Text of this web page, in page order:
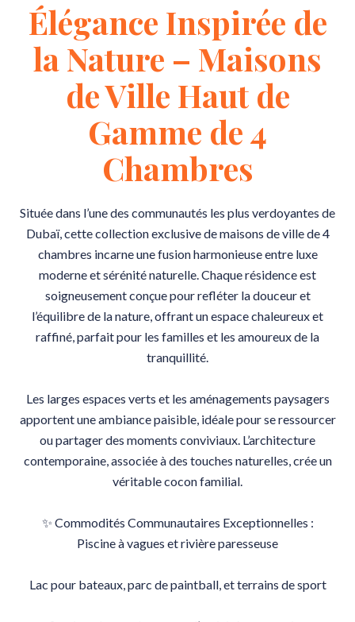
Élégance Inspirée de
la Nature – Maisons
de Ville Haut de
Gamme de 4
Chambres
Située dans l’une des communautés les plus verdoyantes de
Dubaï, cette collection exclusive de maisons de ville de 4
chambres incarne une fusion harmonieuse entre luxe
moderne et sérénité naturelle. Chaque résidence est
soigneusement conçue pour refléter la douceur et
l’équilibre de la nature, offrant un espace chaleureux et
raffiné, parfait pour les familles et les amoureux de la
tranquillité.
Les larges espaces verts et les aménagements paysagers
apportent une ambiance paisible, idéale pour se ressourcer
ou partager des moments conviviaux. L’architecture
contemporaine, associée à des touches naturelles, crée un
véritable cocon familial.
✨ Commodités Communautaires Exceptionnelles :
Piscine à vagues et rivière paresseuse
Lac pour bateaux, parc de paintball, et terrains de sport